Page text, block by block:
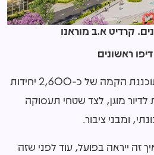
קרדיט א.ב מוראנו
ראשונים
הקמה של כ-2,600 יחידות
לדיור מוגן, לצד שטחי תעסוקה
ומבני ציבור.
זה ייראה בפועל, עוד לפני שזה